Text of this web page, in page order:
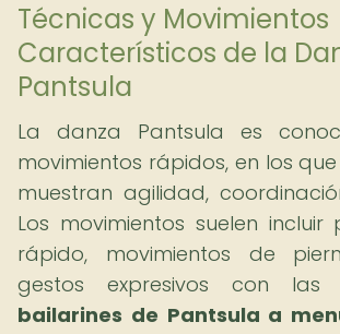
Técnicas y Movimientos
Característicos de la
Pantsula
La danza Pantsula es
movimientos rápidos, en los
muestran agilidad,
Los movimientos suelen
rápido, movimientos de
gestos expresivos con las
bailarines de Pantsula a